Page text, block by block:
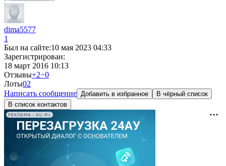
dima5577
1
Был на сайте:10 мая 2023 04:33
Зарегистрирован:
18 март 2016 10:13
Отзывы+2−0
Лоты02
Написать сообщение Добавить в избранное
В чёрный список
В список контактов
РЕКЛАМА • AU.RU